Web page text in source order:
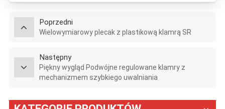
Poprzedni
Wielowymiarowy plecak z plastikową klamrą SR
Następny
Piękny wygląd Podwójne regulowane klamry z
mechanizmem szybkiego uwalniania